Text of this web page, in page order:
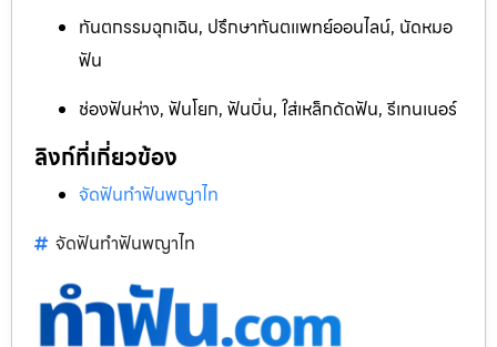
ทันตกรรมฉุกเฉิน, ปรึกษาทันตแพทย์ออนไลน์, นัดหมอ
ฟัน
ช่องฟันห่าง, ฟันโยก, ฟันบิ่น, ใส่เหล็กดัดฟัน, รีเทนเนอร์
ลิงก์ที่เกี่ยวข้อง
จัดฟันทำฟันพญาไท
จัดฟันทำฟันพญาไท